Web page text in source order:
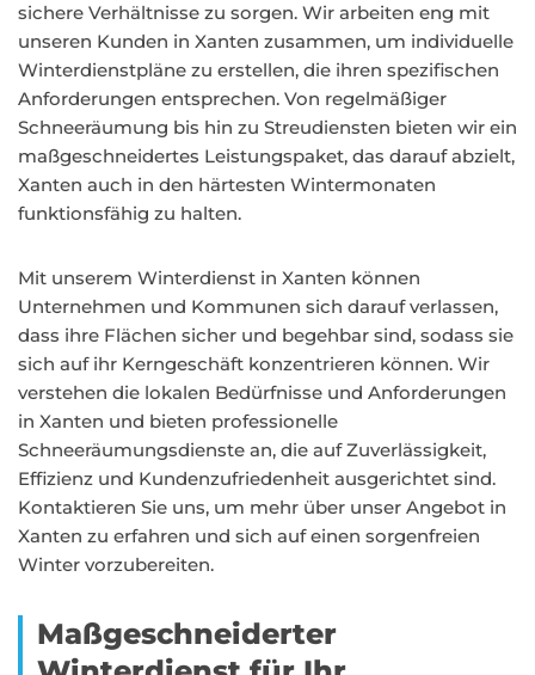
sichere Verhältnisse zu sorgen. Wir arbeiten eng mit
unseren Kunden in Xanten zusammen, um individuelle
Winterdienstpläne zu erstellen, die ihren spezifischen
Anforderungen entsprechen. Von regelmäßiger
Schneeräumung bis hin zu Streudiensten bieten wir ein
maßgeschneidertes Leistungspaket, das darauf abzielt,
Xanten auch in den härtesten Wintermonaten
funktionsfähig zu halten.
Mit unserem Winterdienst in Xanten können
Unternehmen und Kommunen sich darauf verlassen,
dass ihre Flächen sicher und begehbar sind, sodass sie
sich auf ihr Kerngeschäft konzentrieren können. Wir
verstehen die lokalen Bedürfnisse und Anforderungen
in Xanten und bieten professionelle
Schneeräumungsdienste an, die auf Zuverlässigkeit,
Effizienz und Kundenzufriedenheit ausgerichtet sind.
Kontaktieren Sie uns, um mehr über unser Angebot in
Xanten zu erfahren und sich auf einen sorgenfreien
Winter vorzubereiten.
Maßgeschneiderter